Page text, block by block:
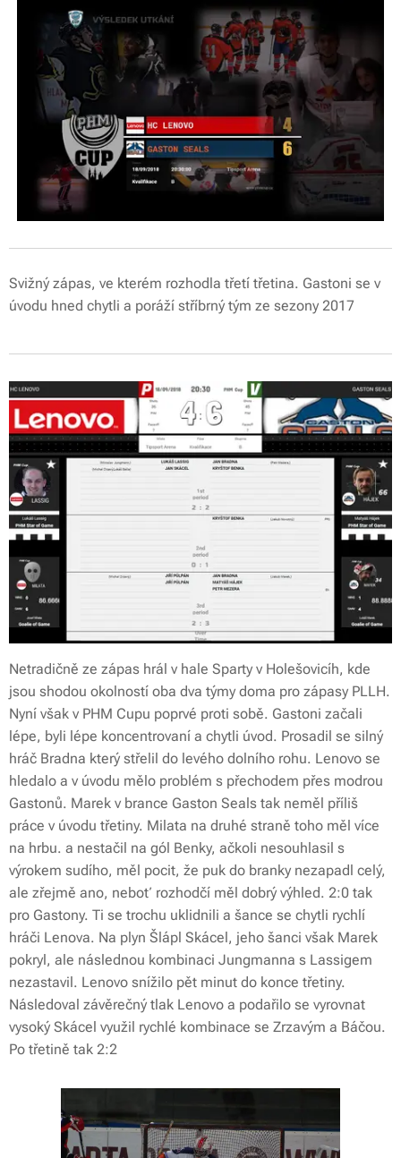
Svižný zápas, ve kterém rozhodla třetí třetina. Gastoni se v
úvodu hned chytli a poráží stříbrný tým ze sezony 2017
Netradičně ze zápas hrál v hale Sparty v Holešovicíh, kde
jsou shodou okolností oba dva týmy doma pro zápasy PLLH.
Nyní však v PHM Cupu poprvé proti sobě. Gastoni začali
lépe, byli lépe koncentrovaní a chytli úvod. Prosadil se silný
hráč Bradna který střelil do levého dolního rohu. Lenovo se
hledalo a v úvodu mělo problém s přechodem přes modrou
Gastonů. Marek v brance Gaston Seals tak neměl příliš
práce v úvodu třetiny. Milata na druhé straně toho měl více
na hrbu. a nestačil na gól Benky, ačkoli nesouhlasil s
výrokem sudího, měl pocit, že puk do branky nezapadl celý,
ale zřejmě ano, neboť rozhodčí měl dobrý výhled. 2:0 tak
pro Gastony. Ti se trochu uklidnili a šance se chytli rychlí
hráči Lenova. Na plyn Šlápl Skácel, jeho šanci však Marek
pokryl, ale následnou kombinaci Jungmanna s Lassigem
nezastavil. Lenovo snížilo pět minut do konce třetiny.
Následoval závěrečný tlak Lenovo a podařilo se vyrovnat
vysoký Skácel využil rychlé kombinace se Zrzavým a Báčou.
Po třetině tak 2:2